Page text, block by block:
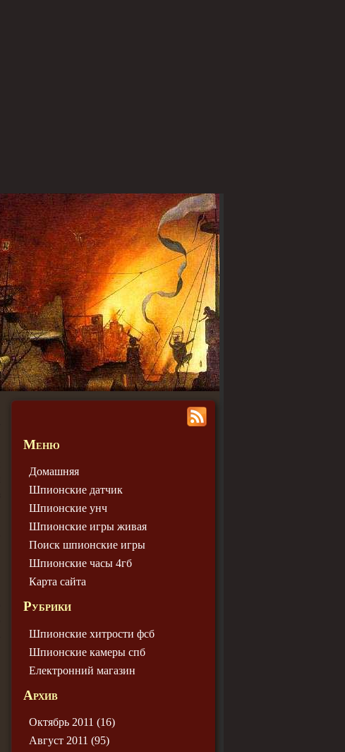
Меню
Домашняя
Шпионские датчик
Шпионские унч
Шпионские игры живая
Поиск шпионские игры
Шпионские часы 4гб
Карта сайта
Рубрики
Шпионские хитрости фсб
Шпионские камеры спб
Електронний магазин
Архив
Октябрь 2011 (16)
Август 2011 (95)